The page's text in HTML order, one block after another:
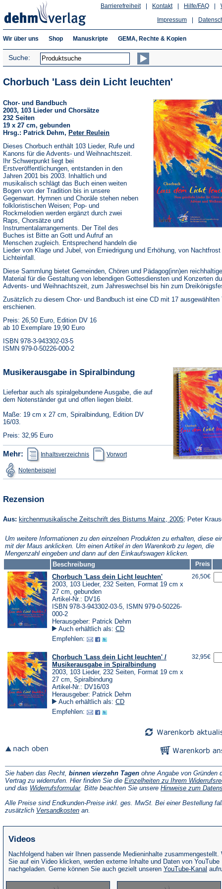
Hilfe/FAQ
Kontakt
Barrierefreiheit
Impressum
Wir über uns Shop Manuskripte GEMA, Rechte & Kopien
Suche:
Chorbuch 'Lass dein Licht leuchten'
Chor- und Bandbuch
2003, 103 Lieder und Chorsätze
232 Seiten
19 x 27 cm, gebunden
Hrsg.: Patrick Dehm, Peter Reulein
Dieses Chorbuch enthält 103 Lieder, Rufe und
Kanons für die Advents- und Weihnachtszeit.
Ihr Schwerpunkt liegt bei
Erstveröffentlichungen, entstanden in den
Jahren 2001 bis 2003. Inhaltlich und
musikalisch schlägt das Buch einen weiten
Bogen von der Tradition bis in unsere
Gegenwart. Hymnen und Choräle stehen neben
folkloristischen Weisen; Pop- und
Rockmelodien werden ergänzt durch zwei
Raps, Chorsätze und
Instrumentalarrangements. Der Titel des
Buches ist Bitte an Gott und Aufruf an
Menschen zugleich. Entsprechend handeln die
Lieder von Klage und Jubel, von Erniedrigung und Erhöhung, von Nachtfrost
Lichteinfall.
Diese Sammlung bietet Gemeinden, Chören und Pädagog(inn)en
Material für die Gestaltung von lebendigen Gottesdiensten und Konzerten
Advents- und Weihnachtszeit, zum Jahreswechsel bis hin zum
Zusätzlich zu diesem Chor- und Bandbuch ist eine CD mit 17 ausgewählten
erschienen.
Preis: 26,50 Euro, Edition DV 16
ab 10 Exemplare 19,90 Euro
ISBN 978-3-943302-03-5
ISMN 979-0-50226-000-2
Musikerausgabe in Spiralbindung
Lieferbar auch als spiralgebundene Ausgabe, die auf
dem Notenständer gut und offen liegen bleibt.
Maße: 19 cm x 27 cm, Spiralbindung, Edition DV
16/03.
Preis: 32,95 Euro
Mehr: Inhaltsverzeichnis
(Öffnet
in
einem
Tab)
Vorwortin
Tab)
Notenbeispiel in
einem
Rezension
Aus: kirchenmusikalische Zeitschrift des Bistums Mainz, 2005(Öffnet
neuen
Tab)
; Peter
Um weitere Informationen zu den einzelnen Produkten zu erhalten, diese
mit der Maus anklicken. Um einen Artikel in den Warenkorb zu legen, die
Mengenzahl eingeben und dann auf den Einkaufswagen klicken.
Beschreibung
Preis
Chorbuch 'Lass dein Licht leuchten'
2003, 103 Lieder, 232 Seiten, Format 19 cm x
27 cm, gebunden
Artikel-Nr.: DV16
ISBN 978-3-943302-03-5, ISMN 979-0-50226-
000-2
Herausgeber: Patrick Dehm
Auch erhältlich als: CD
Empfehlen:
26,50€
Chorbuch 'Lass dein Licht leuchten' /
Musikerausgabe in Spiralbindung
2003, 103 Lieder, 232 Seiten, Format 19 cm x
27 cm, Spiralbindung
Artikel-Nr.: DV16/03
Herausgeber: Patrick Dehm
Auch erhältlich als: CD
Empfehlen:
32,95€
Sie haben das Recht, binnen vierzehn Tagen ohne Angabe von Gründen
Vertrag zu widerrufen. Hier finden Sie die Einzelheiten zu Ihrem
und das Widerrufsformular(Öffnet
einem
neuen
. Bitte beachten Sie unsere Hinweise zum
Alle Preise sind Endkunden-Preise inkl. ges. MwSt. Bei einer Bestellung
zusätzlich Versandkosten(Öffnet
an.
Videos
Nachfolgend haben wir Ihnen passende Medieninhalte zusammengestellt.
Sie auf ein Video klicken, werden externe Inhalte und Daten von YouTube
nachgeladen. Gerne können Sie auch gezielt unseren YouTube-Kanal